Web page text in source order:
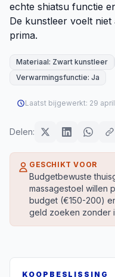
echte shiatsu functie
De kunstleer voelt
prima.
Materiaal: Zwart kunstleer
Verwarmingsfunctie: Ja
Laatst bijgewerkt: 29
Delen:
GESCHIKT VOOR
Budgetbewuste
massagestoel willen
budget (€150-200)
geld zoeken zonder
KOOPBESLISSING